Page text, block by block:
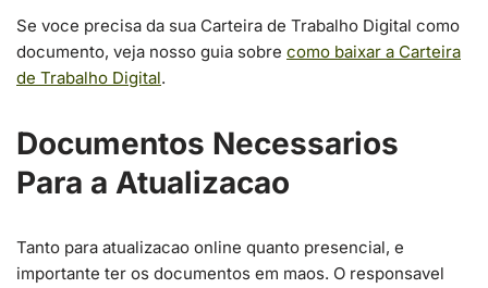
Se voce precisa da sua Carteira de Trabalho Digital como
documento, veja nosso guia sobre como baixar a Carteira
de Trabalho Digital.
Documentos Necessarios
Para a Atualizacao
Tanto para atualizacao online quanto presencial, e
importante ter os documentos em maos. O responsavel